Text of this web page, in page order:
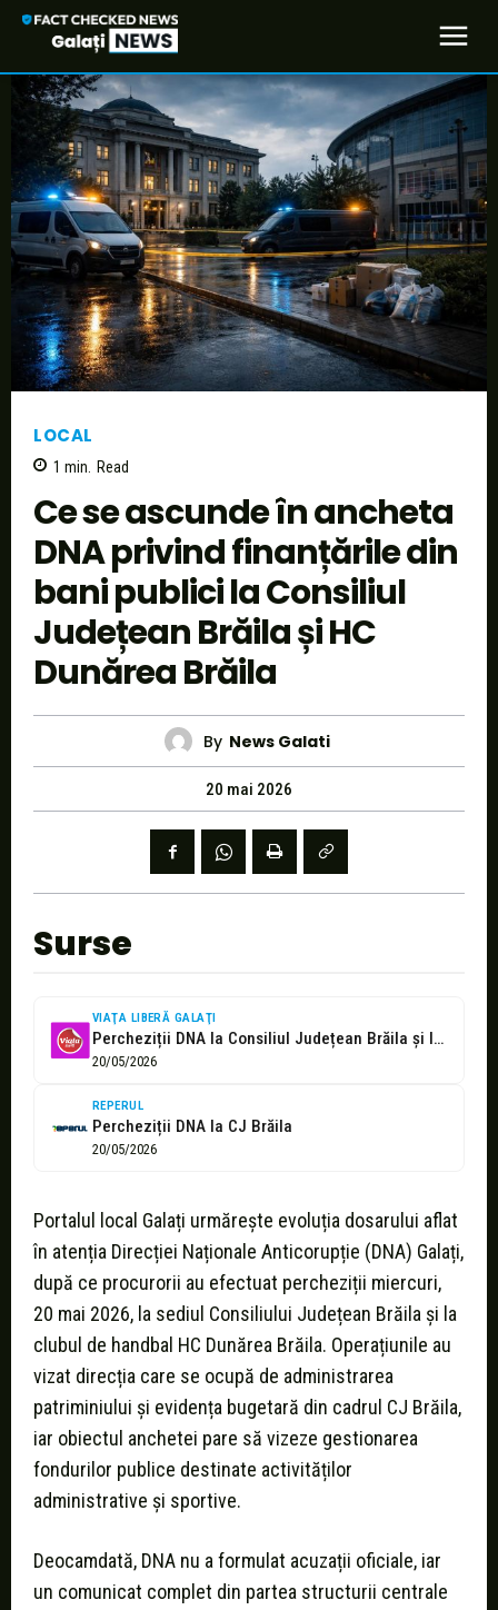
LOCAL
1 min. Read
Ce se ascunde în ancheta
DNA privind finanțările din
bani publici la Consiliul
Județean Brăila și HC
Dunărea Brăila
By News Galati
20 mai 2026
Surse
VIAŢA LIBERĂ GALAŢI
Percheziții DNA la Consiliul Județean Brăila și la clubul de handbal Dunărea....
20/05/2026
REPERUL
Percheziții DNA la CJ Brăila
20/05/2026
Portalul local Galați urmărește evoluția dosarului aflat
în atenția Direcției Naționale Anticorupție (DNA) Galați,
după ce procurorii au efectuat percheziții miercuri,
20 mai 2026, la sediul Consiliului Județean Brăila și la
clubul de handbal HC Dunărea Brăila. Operațiunile au
vizat direcția care se ocupă de administrarea
patriminiului și evidența bugetară din cadrul CJ Brăila,
iar obiectul anchetei pare să vizeze gestionarea
fondurilor publice destinate activităților
administrative și sportive.
Deocamdată, DNA nu a formulat acuzații oficiale, iar
un comunicat complet din partea structurii centrale